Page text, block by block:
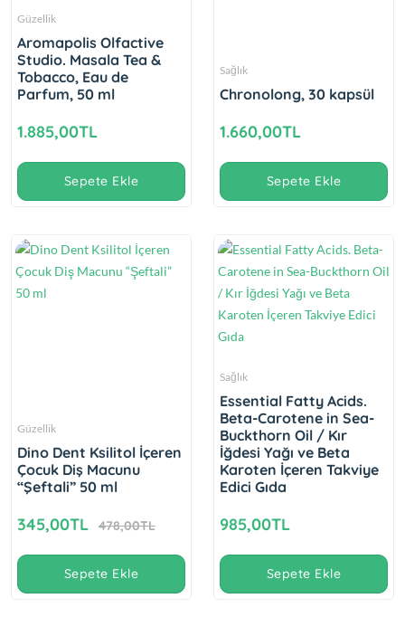
Güzellik
Aromapolis Olfactive
Studio. Masala Tea &
Tobacco, Eau de
Parfum, 50 ml
1.885,00TL
Sepete Ekle
Sağlık
Chronolong, 30 kapsül
1.660,00TL
Sepete Ekle
Güzellik
Dino Dent Ksilitol İçeren
Çocuk Diş Macunu
“Şeftali” 50 ml
345,00TL 478,00TL
Sepete Ekle
Sağlık
Essential Fatty Acids.
Beta-Carotene in Sea-
Buckthorn Oil / Kır
İğdesi Yağı ve Beta
Karoten İçeren Takviye
Edici Gıda
985,00TL
Sepete Ekle